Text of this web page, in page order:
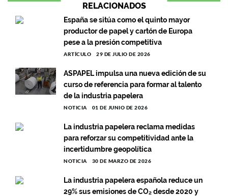
RELACIONADOS
España se sitúa como el quinto mayor
productor de papel y cartón de Europa
pese a la presión competitiva
ARTÍCULO 29 DE JULIO DE 2026
ASPAPEL impulsa una nueva edición de su
curso de referencia para formar al talento
de la industria papelera
NOTICIA 01 DE JUNIO DE 2026
La industria papelera reclama medidas
para reforzar su competitividad ante la
incertidumbre geopolítica
NOTICIA 30 DE MARZO DE 2026
La industria papelera española reduce un
29% sus emisiones de CO₂ desde 2020 y